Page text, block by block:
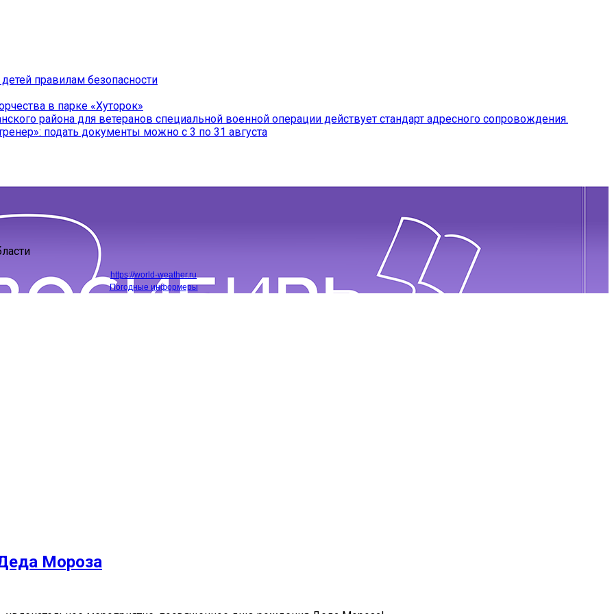
правилам безопасности
в парке «Хуторок»
района для ветеранов специальной военной операции действует стандарт адресного сопровождения.
подать документы можно с 3 по 31 августа
https://world-weather.ru
Погодные информеры
Мороза